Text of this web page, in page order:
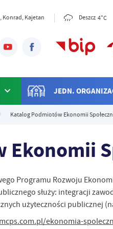
Konrad, Kajetan Deszcz 4°C
JEDN.
Katalog Podmiotów Ekonomii
Programu Rozwoju
służy: integracji
użyteczności publicznej
ekonomia-